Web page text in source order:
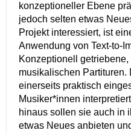
konzeptioneller Ebene
jedoch selten etwas
Projekt interessiert, ist
Anwendung von Text-to-
Konzeptionell
musikalischen Partituren.
einerseits praktisch
Musiker*innen
hinaus sollen sie auch in
etwas Neues anbieten